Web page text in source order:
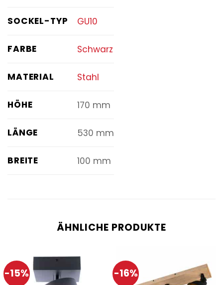
SOCKEL-TYP GU10
FARBE Schwarz
MATERIAL Stahl
HÖHE 170 mm
LÄNGE 530 mm
BREITE 100 mm
ÄHNLICHE PRODUKTE
-15% -16%